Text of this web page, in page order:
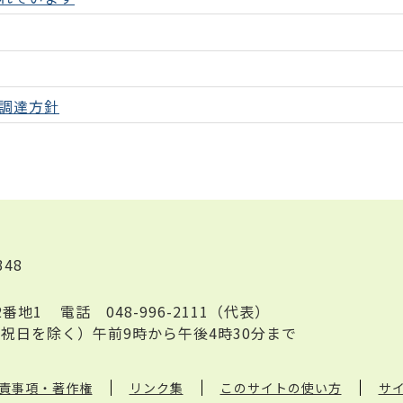
達方針
地1 電話 048-996-2111（代表）
日を除く）午前9時から午後4時30分まで
事項・著作権 リンク集 このサイトの使い方 サ